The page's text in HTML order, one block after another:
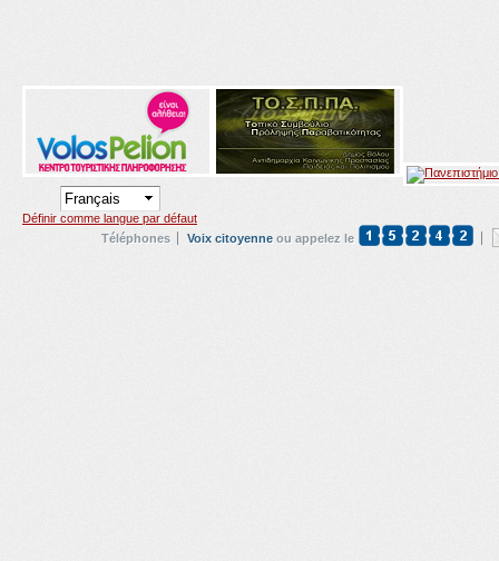
Définir comme langue par défaut
Téléphones
Voix citoyenne ou appelez le